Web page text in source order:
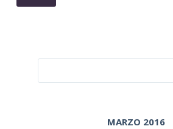
MARZO 2016